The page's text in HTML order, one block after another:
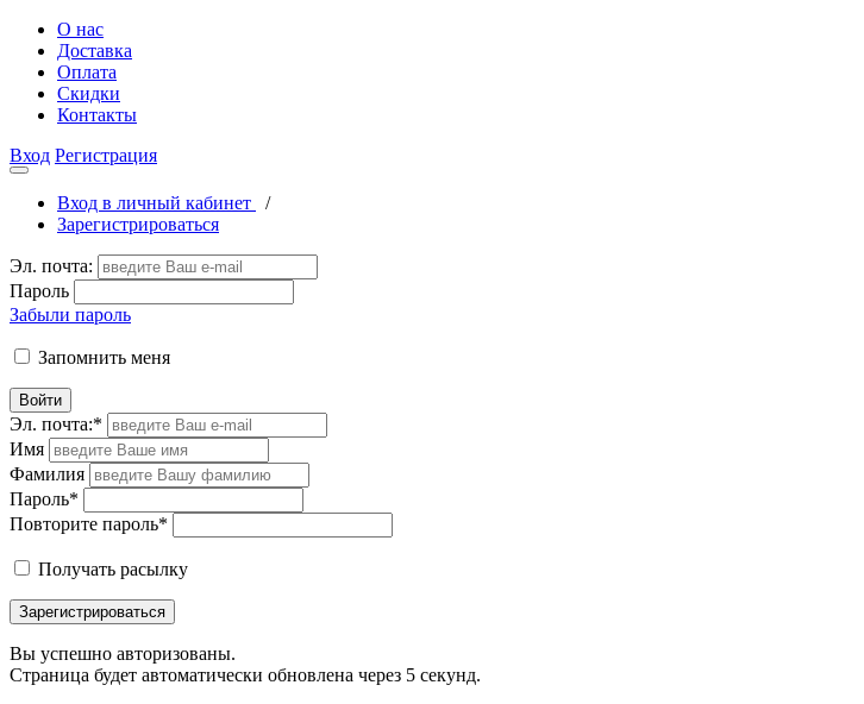
О нас
Доставка
Оплата
Скидки
Контакты
Вход Регистрация
Вход в личный кабинет
/
Зарегистрироваться
Эл. почта:
Пароль
Забыли пароль
Запомнить меня
Войти
Эл. почта:*
Имя
Фамилия
Пароль*
Повторите пароль*
Получать расылку
Зарегистрироваться
Вы успешно авторизованы.
Страница будет автоматически обновлена через 5 секунд.